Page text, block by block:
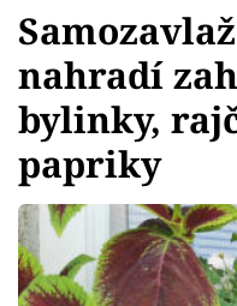
Témata
Bydlení
Zahrada
Design
nahradí
bylinky,
papriky